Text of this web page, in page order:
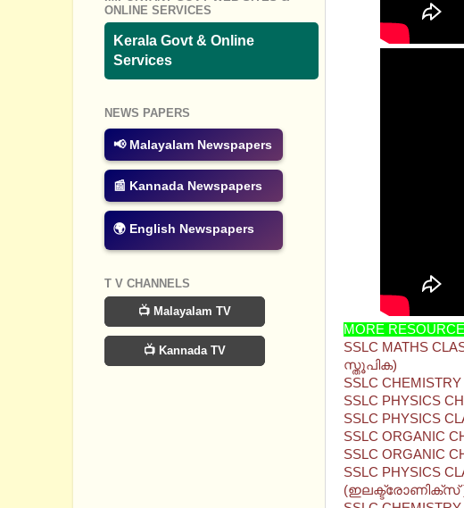
MORE
SSLC MATHS
സ്തൂപിക)
SSLC
SSLC PHYSICS
SSLC PHYSICS
SSLC ORGANIC
SSLC ORGANIC
SSLC PHYSICS
(ഇലക്ട്രോണിക്സ്
ONLINE SERVICES
Kerala Govt & Online
Services
NEWS PAPERS
📢 Malayalam Newspapers
📰 Kannada Newspapers
🌍 English Newspapers
T V CHANNELS
📺 Malayalam TV
📺 Kannada TV